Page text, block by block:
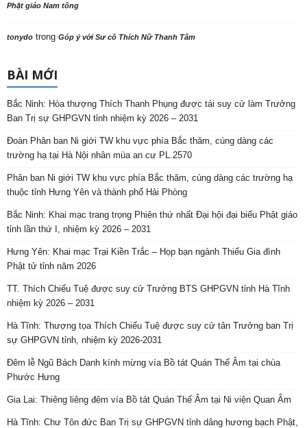
Phật giáo Nam tông
tonydo trong Góp ý với Sư cô Thích Nữ Thanh Tâm
BÀI MỚI
Bắc Ninh: Hòa thượng Thích Thanh Phụng được tái suy cử làm Trưởng
Ban Trị sự GHPGVN tỉnh nhiệm kỳ 2026 – 2031
Đoàn Phân ban Ni giới TW khu vực phía Bắc thăm, cúng dàng các
trường hạ tại Hà Nội nhân mùa an cư PL.2570
Phân ban Ni giới TW khu vực phía Bắc thăm, cúng dàng các trường hạ
thuộc tỉnh Hưng Yên và thành phố Hải Phòng
Bắc Ninh: Khai mạc trang trọng Phiên thứ nhất Đại hội đại biểu Phật giáo
tỉnh lần thứ I, nhiệm kỳ 2026 – 2031
Hưng Yên: Khai mạc Trại Kiền Trắc – Họp bạn ngành Thiếu Gia đình
Phật tử tỉnh năm 2026
TT. Thích Chiếu Tuệ được suy cử Trưởng BTS GHPGVN tỉnh Hà Tĩnh
nhiệm kỳ 2026 – 2031
Hà Tĩnh: Thượng tọa Thích Chiếu Tuệ được suy cử tân Trưởng ban Trị
sự GHPGVN tỉnh, nhiệm kỳ 2026-2031
Đêm lễ Ngũ Bách Danh kính mừng vía Bồ tát Quán Thế Âm tại chùa
Phước Hưng
Gia Lai: Thiêng liêng đêm vía Bồ tát Quán Thế Âm tại Ni viện Quan Âm
Hà Tĩnh: Chư Tôn đức Ban Trị sự GHPGVN tỉnh dâng hương bạch Phật,